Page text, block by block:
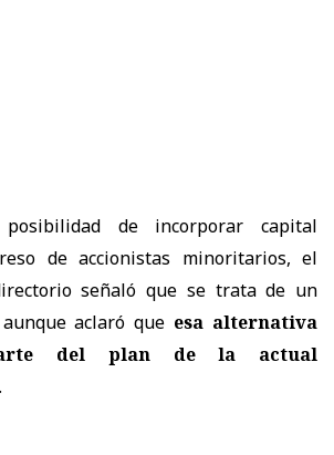
de incorporar capital
de accionistas minoritarios, el
señaló que se trata de un
aclaró que esa alternativa
del plan de la actual
.